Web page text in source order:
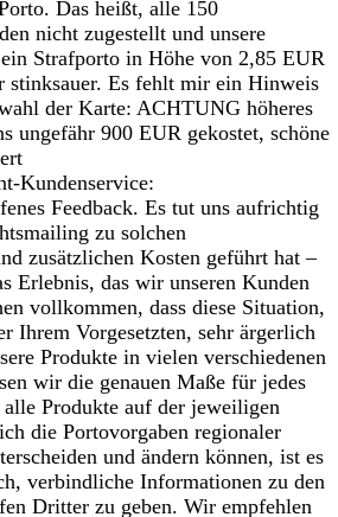
Das heißt, alle 150
nicht zugestellt und unsere
Strafporto in Höhe von 2,85 EUR
stinksauer. Es fehlt mir ein Hinweis
der Karte: ACHTUNG höheres
ungefähr 900 EUR gekostet, schöne
Kundenservice:
Feedback. Es tut uns aufrichtig
zu solchen
zusätzlichen Kosten geführt hat –
Erlebnis, das wir unseren Kunden
vollkommen, dass diese Situation,
Ihrem Vorgesetzten, sehr ärgerlich
Produkte in vielen verschiedenen
wir die genauen Maße für jedes
Produkte auf der jeweiligen
die Portovorgaben regionaler
und ändern können, ist es
verbindliche Informationen zu den
Dritter zu geben. Wir empfehlen